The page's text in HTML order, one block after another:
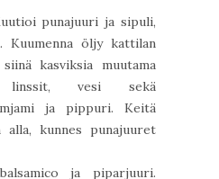
punajuuri ja sipuli,
Kuumenna öljy kattilan
kasviksia muutama
linssit, vesi sekä
ja pippuri. Keitä
kunnes punajuuret
ja piparjuuri.